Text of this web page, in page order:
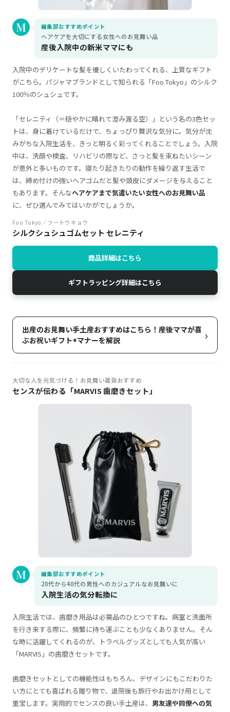
編集部おすすめポイント
ヘアケアを大切にする女性へのお見舞い品
産後入院中の新米ママにも
入院中のデリケートな髪を優しくいたわってくれる、上質なギフト
がこちら。パジャマブランドとして知られる「Foo Tokyo」のシルク
100％のシュシュです。
「セレニティ（＝穏やかに晴れて澄み渡る空）」という名の3色セッ
トは、身に着けているだけで、ちょっぴり贅沢な気分に。気分が沈
みがちな入院生活を、きっと明るく彩ってくれることでしょう。入院
中は、洗顔や検査、リハビリの際など、さっと髪を束ねたいシーン
が意外と多いものです。寝たり起きたりの動作を繰り返す生活で
は、締め付けの強いヘアゴムだと髪や頭皮にダメージを与えること
もあります。そんなヘアケアまで気遣いたい女性へのお見舞い品
に、ぜひ選んでみてはいかがでしょうか。
Foo Tokyo／フートウキョウ
シルクシュシュゴムセット セレニティ
商品詳細はこちら
ギフトラッピング詳細はこちら
出産のお見舞い手土産おすすめはこちら！産後ママが喜
ぶお祝いギフト+マナーを解説
›
大切な人を元気づける！お見舞い雑貨おすすめ
センスが伝わる「MARVIS 歯磨きセット」
編集部おすすめポイント
20代から40代の男性へのカジュアルなお見舞いに
入院生活の気分転換に
入院生活では、歯磨き用品は必需品のひとつですね。病室と洗面所
を行き来する際に、頻繁に持ち運ぶことも少なくありません。そん
な時に活躍してくれるのが、トラベルグッズとしても人気が高い
「MARVIS」の歯磨きセットです。
歯磨きセットとしての機能性はもちろん、デザインにもこだわりた
い方にとても喜ばれる贈り物で、退院後も旅行やお出かけ用として
重宝します。実用的でセンスの良い手土産は、 男友達や同僚への気